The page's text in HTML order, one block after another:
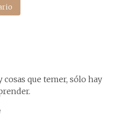
cosas que temer, sólo hay